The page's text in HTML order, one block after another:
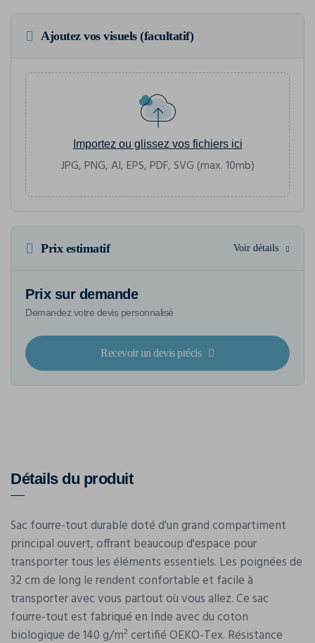
Ajoutez vos visuels (facultatif)
Importez ou glissez vos fichiers ici
JPG, PNG, AI, EPS, PDF, SVG (max. 10mb)
Prix estimatif Voir détails
Prix sur demande
Demandez votre devis personnalisé
Recevoir un devis précis
Détails du produit
Sac fourre-tout durable doté d'un grand compartiment
principal ouvert, offrant beaucoup d'espace pour
transporter tous les éléments essentiels. Les poignées de
32 cm de long le rendent confortable et facile à
transporter avec vous partout où vous allez. Ce sac
fourre-tout est fabriqué en Inde avec du coton
biologique de 140 g/m² certifié OEKO-Tex. Résistance